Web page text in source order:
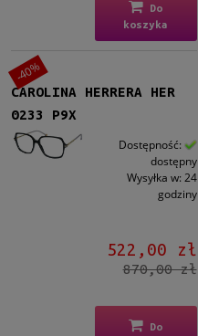
Do
koszyka
CAROLINA HERRERA HER
0233 P9X
Dostępność:
dostępny
Wysyłka w: 24
godziny
522,00 zł
870,00 zł
Do
-40%